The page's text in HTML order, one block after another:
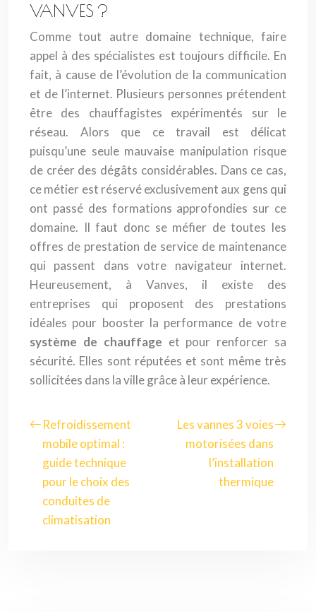
VANVES ?
Comme tout autre domaine technique, faire
appel à des spécialistes est toujours difficile. En
fait, à cause de l’évolution de la communication
et de l’internet. Plusieurs personnes prétendent
être des chauffagistes expérimentés sur le
réseau. Alors que ce travail est délicat
puisqu’une seule mauvaise manipulation risque
de créer des dégâts considérables. Dans ce cas,
ce métier est réservé exclusivement aux gens qui
ont passé des formations approfondies sur ce
domaine. Il faut donc se méfier de toutes les
offres de prestation de service de maintenance
qui passent dans votre navigateur internet.
Heureusement, à Vanves, il existe des
entreprises qui proposent des prestations
idéales pour booster la performance de votre
système de chauffage et pour renforcer sa
sécurité. Elles sont réputées et sont même très
sollicitées dans la ville grâce à leur expérience.
Refroidissement
mobile optimal :
guide technique
pour le choix des
conduites de
climatisation
Les vannes 3 voies
motorisées dans
l’installation
thermique